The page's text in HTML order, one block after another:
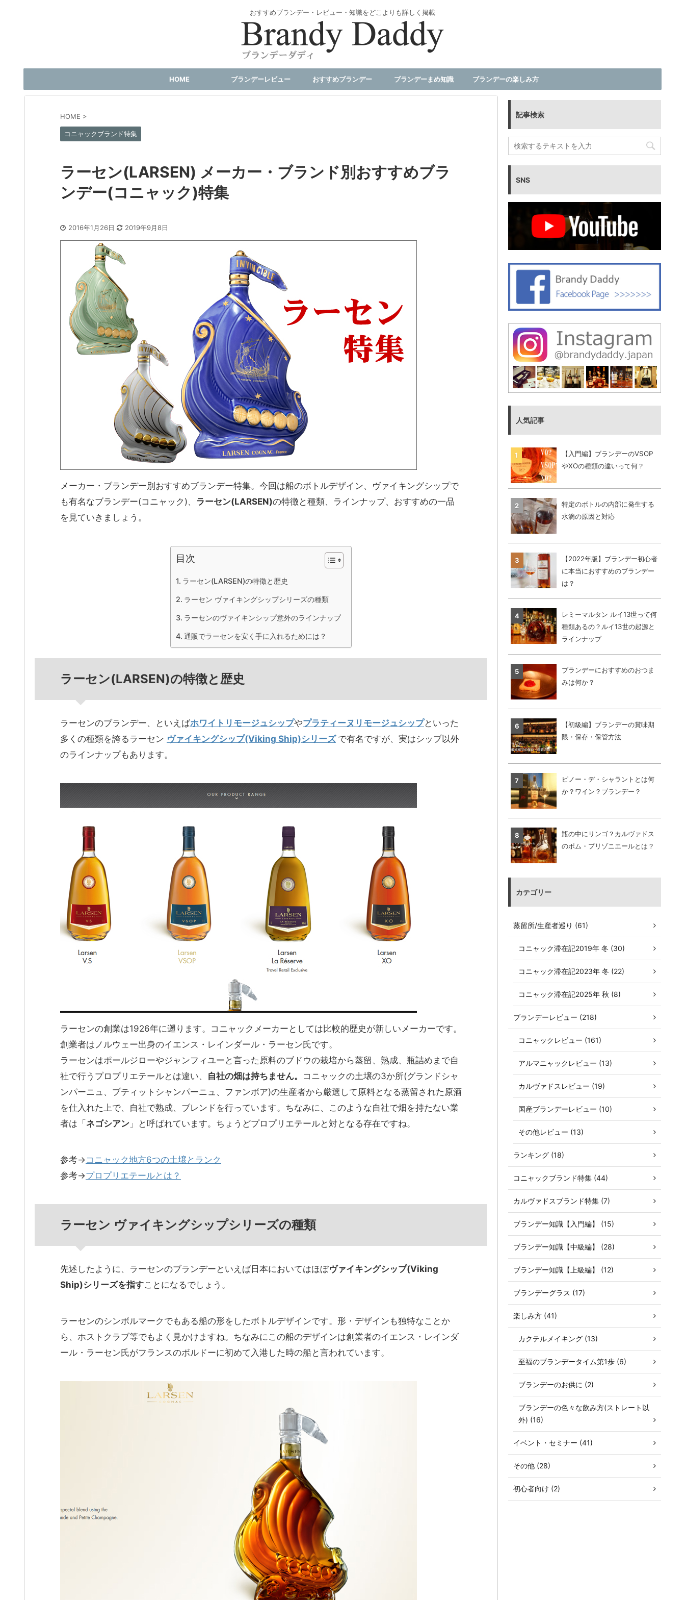
おすすめブランデー・レビュー・知識をどこよりも詳しく掲載
HOME ブランデーレビュー おすすめブランデー ブランデーまめ知識 ブランデーの楽しみ方
HOME >
コニャックブランド特集
ラーセン(LARSEN) メーカー・ブランド別おすすめブラ
ンデー(コニャック)特集
2016年1月26日 2019年9月8日
メーカー・ブランデー別おすすめブランデー特集。今回は船のボトルデザイン、ヴァイキングシップで
も有名なブランデー(コニャック)、 ラーセン(LARSEN)の特徴と種類、ラインナップ、おすすめの一品
を見ていきましょう。
目次
ラーセン(LARSEN)の特徴と歴史
ラーセン ヴァイキングシップシリーズの種類
ラーセンのヴァイキンシップ意外のラインナップ
通販でラーセンを安く手に入れるためには？
ラーセン(LARSEN)の特徴と歴史
ラーセンのブランデー、といえばホワイトリモージュシップやプラティーヌリモージュシップといった
多くの種類を誇るラーセン ヴァイキングシップ(Viking Ship)シリーズ で有名ですが、実はシップ以外
のラインナップもあります。
ラーセンの創業は1926年に遡ります。コニャックメーカーとしては比較的歴史が新しいメーカーです。
創業者はノルウェー出身のイエンス・レインダール・ラーセン氏です。
ラーセンはポールジローやジャンフィユーと言った原料のブドウの栽培から蒸留、熟成、瓶詰めまで自
社で行うプロプリエテールとは違い、 自社の畑は持ちません。 コニャックの土壌の3か所(グランドシャ
ンパーニュ、プティットシャンパーニュ、ファンボア)の生産者から厳選して原料となる蒸留された原酒
を仕入れた上で、自社で熟成、ブレンドを行っています。ちなみに、このような自社で畑を持たない業
者は「 ネゴシアン 」と呼ばれています。ちょうどプロプリエテールと対となる存在ですね。
参考→コニャック地方6つの土壌とランク
参考→プロプリエテールとは？
ラーセン ヴァイキングシップシリーズの種類
先述したように、ラーセンのブランデーといえば日本においてはほぼヴァイキングシップ(Viking
Ship)シリーズを指すことになるでしょう。
ラーセンのシンボルマークでもある船の形をしたボトルデザインです。形・デザインも独特なことか
ら、ホストクラブ等でもよく見かけますね。ちなみにこの船のデザインは創業者のイエンス・レインダ
ール・ラーセン氏がフランスのボルドーに初めて入港した時の船と言われています。
記事検索
SNS
人気記事
【入門編】ブランデーのVSOP
やXOの種類の違いって何？
特定のボトルの内部に発生する
水滴の原因と対応
【2022年版】ブランデー初心者
に本当におすすめのブランデー
は？
レミーマルタン ルイ13世って何
種類あるの？ルイ13世の起源と
ラインナップ
ブランデーにおすすめのおつま
みは何か？
【初級編】ブランデーの賞味期
限・保存・保管方法
ピノー・デ・シャラントとは何
か？ワイン？ブランデー？
瓶の中にリンゴ？カルヴァドス
のポム・プリゾニエールとは？
カテゴリー
蒸留所/生産者巡り (61)
コニャック滞在記2019年 冬 (30)
コニャック滞在記2023年 冬 (22)
コニャック滞在記2025年 秋 (8)
ブランデーレビュー (218)
コニャックレビュー (161)
アルマニャックレビュー (13)
カルヴァドスレビュー (19)
国産ブランデーレビュー (10)
その他レビュー (13)
ランキング (18)
コニャックブランド特集 (44)
カルヴァドスブランド特集 (7)
ブランデー知識【入門編】 (15)
ブランデー知識【中級編】 (28)
ブランデー知識【上級編】 (12)
ブランデーグラス (17)
楽しみ方 (41)
カクテルメイキング (13)
至福のブランデータイム第1歩 (6)
ブランデーのお供に (2)
ブランデーの色々な飲み方(ストレート以
外) (16)
イベント・セミナー (41)
その他 (28)
初心者向け (2)